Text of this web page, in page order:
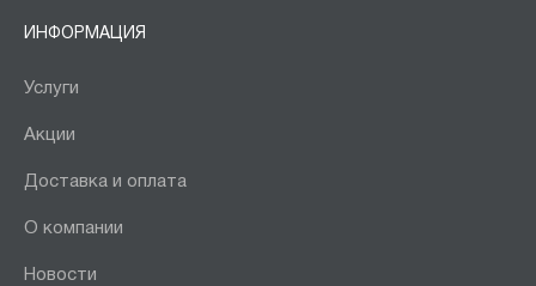
ИНФОРМАЦИЯ
Услуги
Акции
Доставка и оплата
О компании
Новости